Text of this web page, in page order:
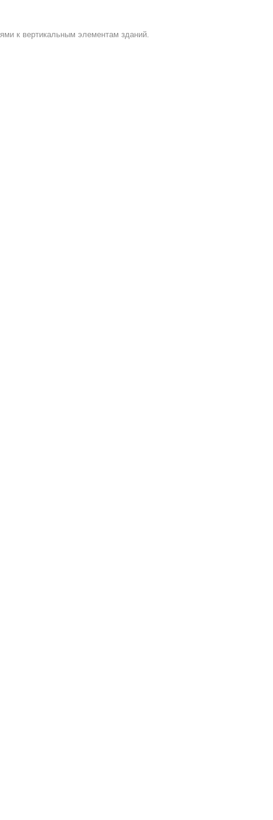
к вертикальным элементам зданий.